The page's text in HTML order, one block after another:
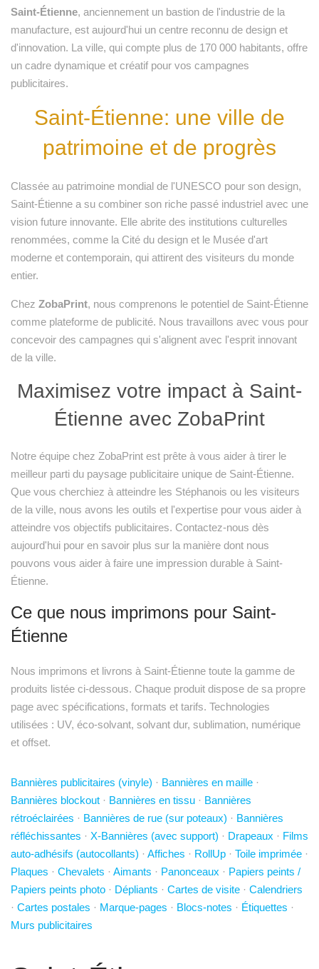
Saint-Étienne, anciennement un bastion de l'industrie de la
manufacture, est aujourd'hui un centre reconnu de design et
d'innovation. La ville, qui compte plus de 170 000 habitants, offre
un cadre dynamique et créatif pour vos campagnes
publicitaires.
Saint-Étienne: une ville de
patrimoine et de progrès
Classée au patrimoine mondial de l'UNESCO pour son design,
Saint-Étienne a su combiner son riche passé industriel avec une
vision future innovante. Elle abrite des institutions culturelles
renommées, comme la Cité du design et le Musée d'art
moderne et contemporain, qui attirent des visiteurs du monde
entier.
Chez ZobaPrint, nous comprenons le potentiel de Saint-Étienne
comme plateforme de publicité. Nous travaillons avec vous pour
concevoir des campagnes qui s'alignent avec l'esprit innovant
de la ville.
Maximisez votre impact à Saint-
Étienne avec ZobaPrint
Notre équipe chez ZobaPrint est prête à vous aider à tirer le
meilleur parti du paysage publicitaire unique de Saint-Étienne.
Que vous cherchiez à atteindre les Stéphanois ou les visiteurs
de la ville, nous avons les outils et l'expertise pour vous aider à
atteindre vos objectifs publicitaires. Contactez-nous dès
aujourd'hui pour en savoir plus sur la manière dont nous
pouvons vous aider à faire une impression durable à Saint-
Étienne.
Ce que nous imprimons pour Saint-
Étienne
Nous imprimons et livrons à Saint-Étienne toute la gamme de
produits listée ci-dessous. Chaque produit dispose de sa propre
page avec spécifications, formats et tarifs. Technologies
utilisées : UV, éco-solvant, solvant dur, sublimation, numérique
et offset.
Bannières publicitaires (vinyle) · Bannières en maille ·
Bannières blockout · Bannières en tissu · Bannières
rétroéclairées · Bannières de rue (sur poteaux) · Bannières
réfléchissantes · X-Bannières (avec support) · Drapeaux · Films
auto-adhésifs (autocollants) · Affiches · RollUp · Toile imprimée ·
Plaques · Chevalets · Aimants · Panonceaux · Papiers peints /
Papiers peints photo · Dépliants · Cartes de visite · Calendriers
· Cartes postales · Marque-pages · Blocs-notes · Étiquettes ·
Murs publicitaires